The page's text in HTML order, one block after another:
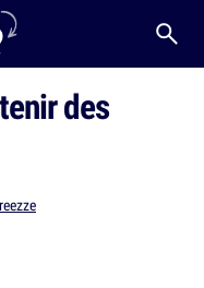
des